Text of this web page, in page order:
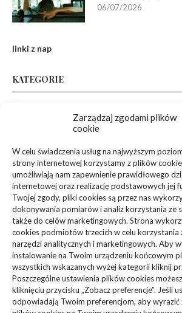
Zarządzaj zgodami plików
cookie
W celu świadczenia usług na najwyższym
strony internetowej korzystamy z plików
umożliwiają nam zapewnienie prawidłowego
internetowej oraz realizację podstawowych jej
Twojej zgody, pliki cookies są przez nas
dokonywania pomiarów i analiz korzystania ze
także do celów marketingowych. Strona
cookies podmiotów trzecich w celu korzystania
narzędzi analitycznych i marketingowych. Aby
instalowanie na Twoim urządzeniu końcowym
wszystkich wskazanych wyżej kategorii kliknij
Poszczególne ustawienia plików cookies
kliknięciu przycisku „Zobacz preferencje”. Jeśli
odpowiadają Twoim preferencjom, aby wyrazić
06/07/2026
linki z nap
KATEGORIE
Dom, Ogród
Zdrowie, Medycyna
Edukacja, Rozrywka
Sport, Turystyka
Budownictwo, Przemysł
Technologie